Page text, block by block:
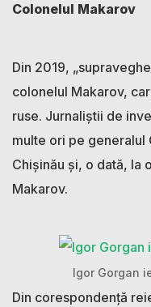
Colonelul Makarov
Din 2019,
colonelul Makarov,
ruse. Jurnaliștii de
multe ori pe generalul
Chișinău și, o dată, la
Makarov.
Igor Gorgan
Din corespondență